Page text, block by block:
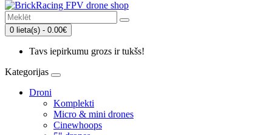
0 lieta(s) - 0.00€
Tavs iepirkumu grozs ir tukšs!
Kategorijas
Droni
Komplekti
Micro & mini drones
Cinewhoops